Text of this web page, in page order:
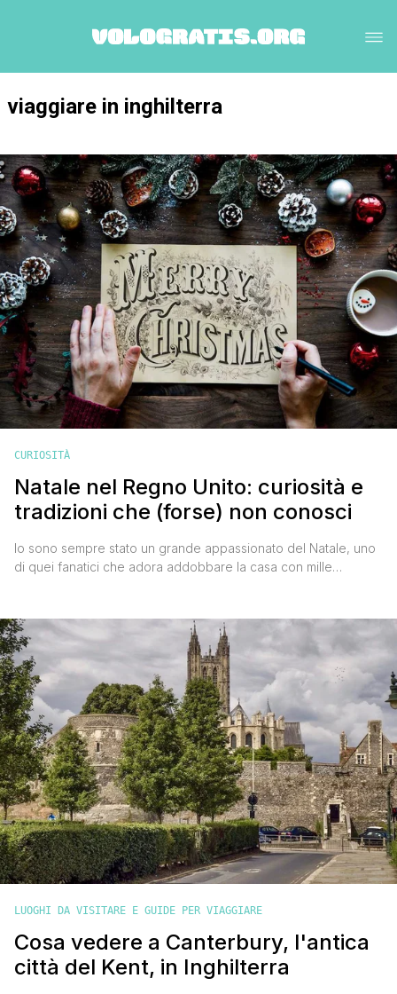
viaggiare in inghilterra
CURIOSITÀ
Natale nel Regno Unito: curiosità e
tradizioni che (forse) non conosci
Io sono sempre stato un grande appassionato del Natale, uno
di quei fanatici che adora addobbare la casa con mille
curiosità mi piace tantissimo scoprire le usanze degli altri
popoli. Durante il periodo natalizio io e [']
LUOGHI DA VISITARE E GUIDE PER VIAGGIARE
Cosa vedere a Canterbury, l'antica
città del Kent, in Inghilterra